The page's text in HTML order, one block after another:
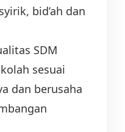
bid’ah dan
SDM
sesuai
dan berusaha